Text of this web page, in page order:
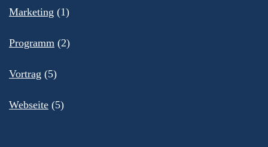
Marketing (1)
Programm (2)
Vortrag (5)
Webseite (5)